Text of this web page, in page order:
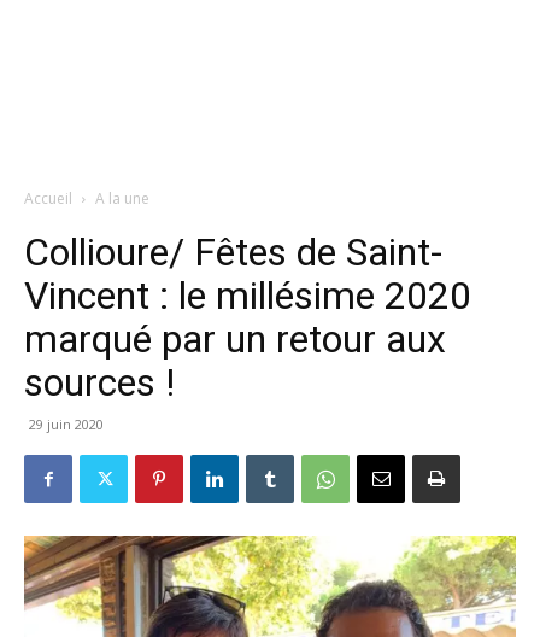
Accueil A la une
Collioure/ Fêtes de Saint-
Vincent : le millésime 2020
marqué par un retour aux
sources !
29 juin 2020